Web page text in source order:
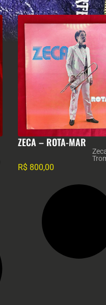
ZECA – ROTA-MAR
R$ 800,00